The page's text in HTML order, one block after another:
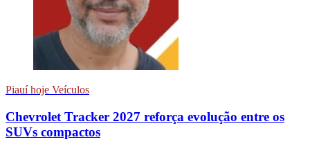
Piauí hoje Veículos
Chevrolet Tracker 2027 reforça evolução entre os
SUVs compactos